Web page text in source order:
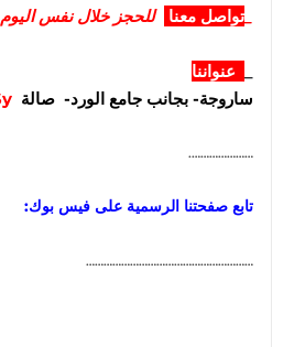
تواصل معنا للحجز خلال نفس اليوم
عنواننا
ساروجة- بجانب جامع الورد- صالة
………………….
تابع صفحتنا الرسمية على فيس بوك:
…………………………………………………